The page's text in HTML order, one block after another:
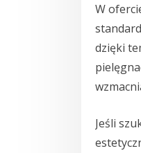
W
dzięki
Jeśli